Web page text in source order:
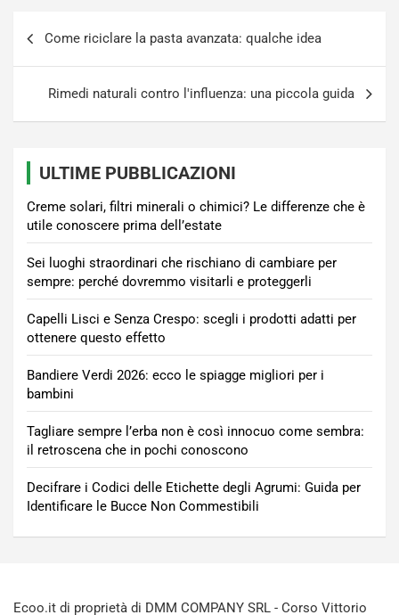
Come riciclare la pasta avanzata: qualche idea
Rimedi naturali contro l'influenza: una piccola guida
ULTIME PUBBLICAZIONI
Creme solari, filtri minerali o chimici? Le differenze che è
utile conoscere prima dell’estate
Sei luoghi straordinari che rischiano di cambiare per
sempre: perché dovremmo visitarli e proteggerli
Capelli Lisci e Senza Crespo: scegli i prodotti adatti per
ottenere questo effetto
Bandiere Verdi 2026: ecco le spiagge migliori per i
bambini
Tagliare sempre l’erba non è così innocuo come sembra:
il retroscena che in pochi conoscono
Decifrare i Codici delle Etichette degli Agrumi: Guida per
Identificare le Bucce Non Commestibili
Ecoo.it di proprietà di DMM COMPANY SRL - Corso Vittorio